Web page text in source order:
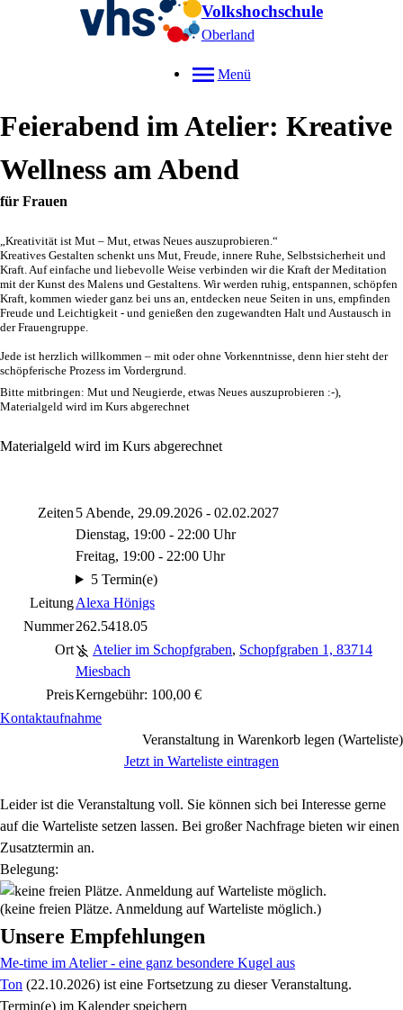
Volkshochschule
Oberland
Menü
Feierabend im Atelier: Kreative
Wellness am Abend
für Frauen
„Kreativität ist Mut – Mut, etwas Neues auszuprobieren.“
Kreatives Gestalten schenkt uns Mut, Freude, innere Ruhe, Selbstsicherheit und
Kraft. Auf einfache und liebevolle Weise verbinden wir die Kraft der Meditation
mit der Kunst des Malens und Gestaltens. Wir werden ruhig, entspannen, schöpfen
Kraft, kommen wieder ganz bei uns an, entdecken neue Seiten in uns, empfinden
Freude und Leichtigkeit - und genießen den zugewandten Halt und Austausch in
der Frauengruppe.
Jede ist herzlich willkommen – mit oder ohne Vorkenntnisse, denn hier steht der
schöpferische Prozess im Vordergrund.
Bitte mitbringen: Mut und Neugierde, etwas Neues auszuprobieren :-),
Materialgeld wird im Kurs abgerechnet
Materialgeld wird im Kurs abgerechnet
Zeiten 5 Abende, 29.09.2026 - 02.02.2027
Dienstag, 19:00 - 22:00 Uhr
Freitag, 19:00 - 22:00 Uhr
5 Termin(e)
LeitungAlexa Hönigs
Nummer262.5418.05
Ort
Atelier im Schopfgraben, Schopfgraben 1, 83714
Miesbach
PreisKerngebühr: 100,00 €
Kontaktaufnahme
Veranstaltung in Warenkorb legen (Warteliste)
Jetzt in Warteliste eintragen
Leider ist die Veranstaltung voll. Sie können sich bei Interesse gerne
auf die Warteliste setzen lassen. Bei großer Nachfrage bieten wir einen
Zusatztermin an.
Belegung:
(keine freien Plätze. Anmeldung auf Warteliste möglich.)
Unsere Empfehlungen
Me-time im Atelier - eine ganz besondere Kugel aus
Ton (22.10.2026) ist eine Fortsetzung zu dieser Veranstaltung.
Termin(e) im Kalender speichern